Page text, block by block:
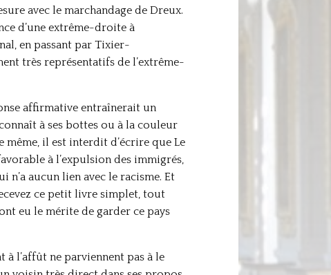
avec le marchandage de Dreux.
d’une extrême-droite à
en passant par Tixier-
très représentatifs de l’extrême-
affirmative entraînerait un
à ses bottes ou à la couleur
même, il est interdit d’écrire que Le
à l’expulsion des immigrés,
n’a aucun lien avec le racisme. Et
ce petit livre simplet, tout
eu le mérite de garder ce pays
à l’affût ne parviennent pas à le